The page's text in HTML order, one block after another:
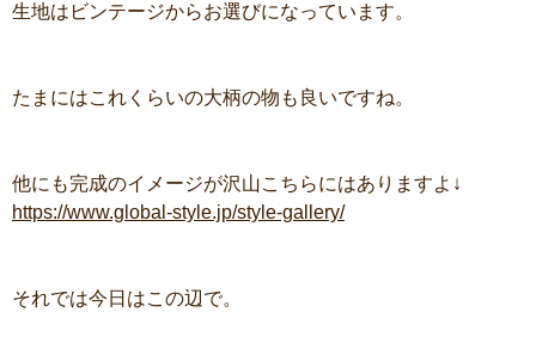
生地はビンテージからお選びになっています。
たまにはこれくらいの大柄の物も良いですね。
他にも完成のイメージが沢山こちらにはありますよ↓
https://www.global-style.jp/style-gallery/
それでは今日はこの辺で。